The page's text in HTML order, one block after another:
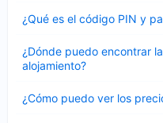
¿Qué es el código PIN y
cerrado
¿Dónde puedo encontrar
alojamiento?
cerrado
¿Cómo puedo ver los
cerrado